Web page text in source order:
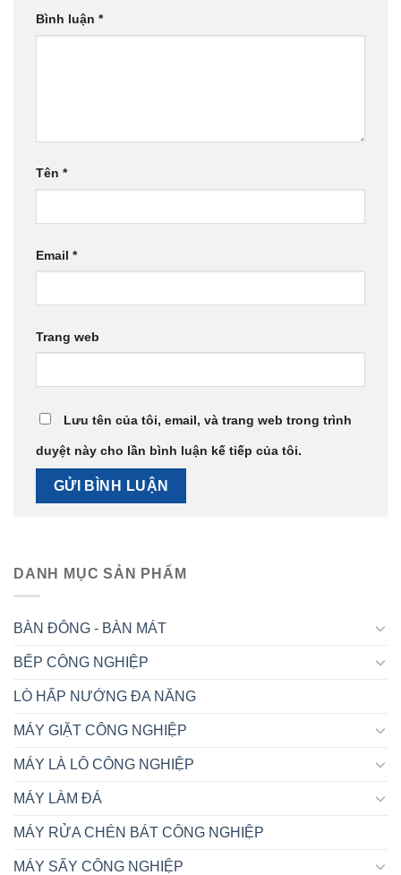
Bình luận *
Tên *
Email *
Trang web
Lưu tên của tôi, email, và trang web trong trình
duyệt này cho lần bình luận kế tiếp của tôi.
DANH MỤC SẢN PHẨM
BÀN ĐÔNG - BÀN MÁT
BẾP CÔNG NGHIỆP
LÒ HẤP NƯỚNG ĐA NĂNG
MÁY GIẶT CÔNG NGHIỆP
MÁY LÀ LÔ CÔNG NGHIỆP
MÁY LÀM ĐÁ
MÁY RỬA CHÉN BÁT CÔNG NGHIỆP
MÁY SẤY CÔNG NGHIỆP